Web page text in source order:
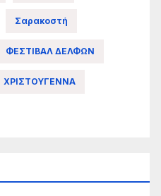
Σαρακοστή
ΦΕΣΤΙΒΑΛ ΔΕΛΦΩΝ
ΧΡΙΣΤΟΥΓΕΝΝΑ